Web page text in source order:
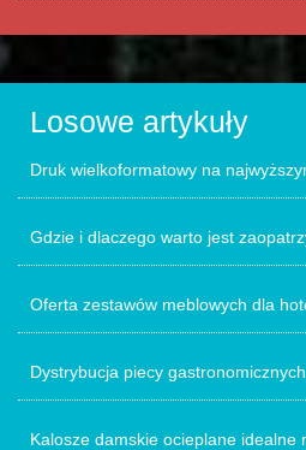
Losowe artykuły
Druk wielkoformatowy na
Gdzie i dlaczego warto jest
Oferta zestawów meblowych dla
Dystrybucja piecy gastronomicznych
Kalosze damskie ocieplane idealne